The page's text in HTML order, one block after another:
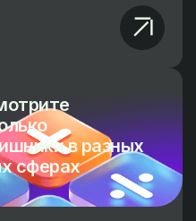
в разных
сферах